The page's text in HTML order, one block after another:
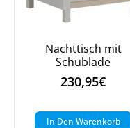
Nachttisch mit
Schublade
230,95€
In Den Warenkorb
Weitere Informationen
Datenschutzrichtlinie.